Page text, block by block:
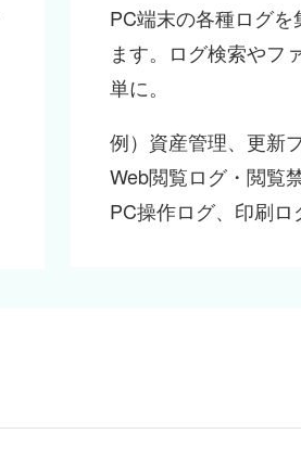
PC端末の各種ログ
ます。ログ検索やフ
単に。
例）資産管理、更新
Web閲覧ログ・閲覧
PC操作ログ、印刷ロ